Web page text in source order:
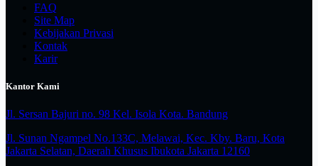
FAQ
Site Map
Kebijakan Privasi
Kontak
Karir
Kantor Kami
Jl. Sersan Bajuri no. 98 Kel. Isola Kota. Bandung
Jl. Sunan Ngampel No.133C, Melawai, Kec. Kby. Baru, Kota
Jakarta Selatan, Daerah Khusus Ibukota Jakarta 12160